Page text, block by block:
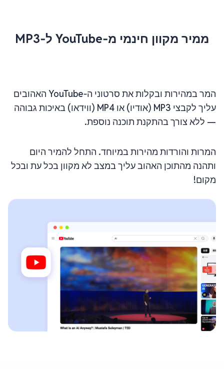
ממיר מקוון חינמי מ‑YouTube ל‑MP3
המר במהירות ובקלות את סרטוני ה‑YouTube האהובים
עליך לקבצי MP3 (אודיו) או MP4 (ווידאו) באיכות גבוהה
— ללא צורך בהתקנת תוכנה נוספת.
המרות והורדות מהירות במיוחד. התחל להמיר היום
ותהנה מהתוכן האהוב עליך במצב לא מקוון בכל עת ובכל
מקום!